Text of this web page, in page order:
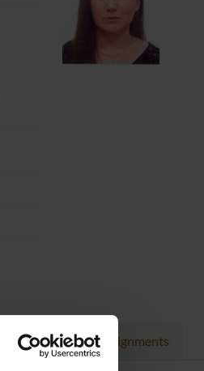
Publications Assignments